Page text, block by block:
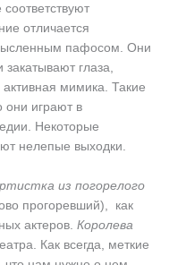
отличается
пафосом. Они
глаза,
мимика. Такие
они играют в
Некоторые
нелепые выходки.
из погорелого
прогоревший), как
актеров. Королева
Как всегда, меткие